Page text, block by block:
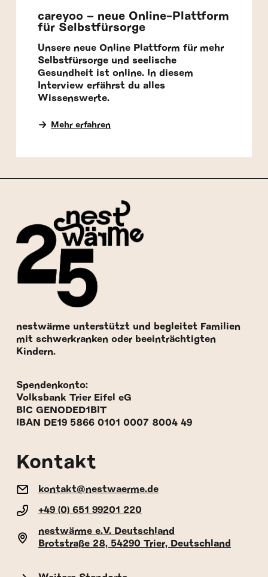
careyoo – neue Online-Plattform
für Selbstfürsorge
Unsere neue Online Plattform für mehr
Selbstfürsorge und seelische
Gesundheit ist online. In diesem
Interview erfährst du alles
Wissenswerte.
Mehr erfahren
nestwärme unterstützt und begleitet Familien
mit schwerkranken oder beeinträchtigten
Kindern.
Spendenkonto:
Volksbank Trier Eifel eG
BIC GENODED1BIT
IBAN DE19 5866 0101 0007 8004 49
Kontakt
kontakt@nestwaerme.de
+49 (0) 651 99201 220
nestwärme e.V. Deutschland
Brotstraße 28, 54290 Trier, Deutschland